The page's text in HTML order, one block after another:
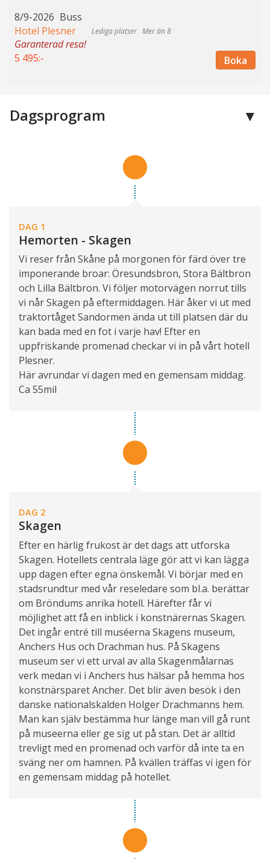
8/9-2026 Buss
Hotel Plesner
Garanterad resa!
Mer än 8
5 495:- Boka
Dagsprogram
DAG 1
Hemorten - Skagen
Vi reser från Skåne på morgonen för färd över tre
imponerande broar: Öresundsbron, Stora Bältbron
och Lilla Bältbron. Vi följer motorvägen norrut tills
vi når Skagen på eftermiddagen. Här åker vi ut med
traktortåget Sandormen ända ut till platsen där du
kan bada med en fot i varje hav! Efter en
uppfriskande promenad checkar vi in på vårt hotell
Plesner.
Här avrundar vi dagen med en gemensam middag.
Ca 55mil
DAG 2
Skagen
Efter en härlig frukost är det dags att utforska
Skagen. Hotellets centrala läge gör att vi kan lägga
upp dagen efter egna önskemål. Vi börjar med en
stadsrundtur med vår reseledare som bl.a. berättar
om Bröndums anrika hotell. Härefter får vi
möjlighet att få en inblick i konstnärernas Skagen.
Det ingår entré till muséerna Skagens museum,
Anchers Hus och Drachman hus. På Skagens
museum ser vi ett urval av alla Skagenmålarnas
verk medan vi i Anchers hus hälsar på hemma hos
konstnärsparet Ancher. Det blir även besök i den
danske nationalskalden Holger Drachmanns hem.
Man kan själv bestämma hur länge man vill gå runt
på museerna eller ge sig ut på stan. Det är alltid
trevligt med en promenad och varför då inte ta en
sväng ner om hamnen. På kvällen träffas vi igen för
en gemensam middag på hotellet.